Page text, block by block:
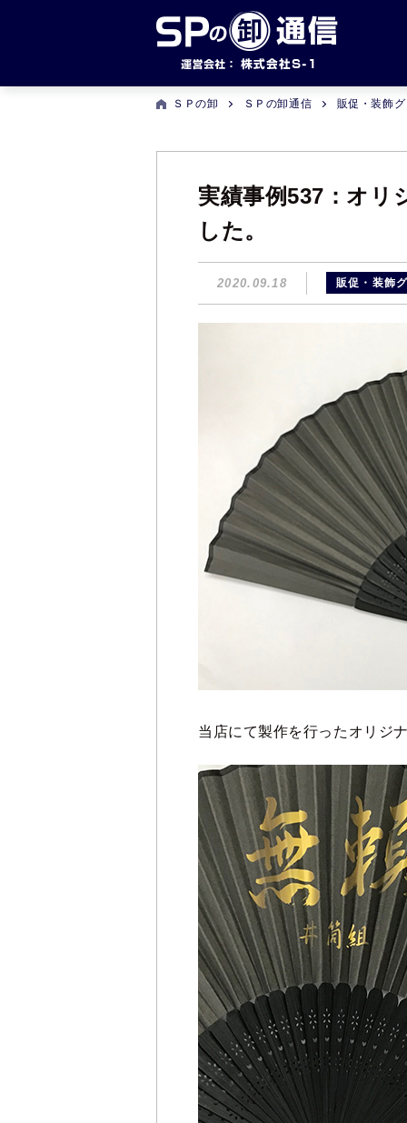
ＳＰの卸 ＳＰの卸通信 販促・装飾
実績事例537：オリ
した。
2020.09.18 販促・装飾
当店にて製作を行ったオリジ